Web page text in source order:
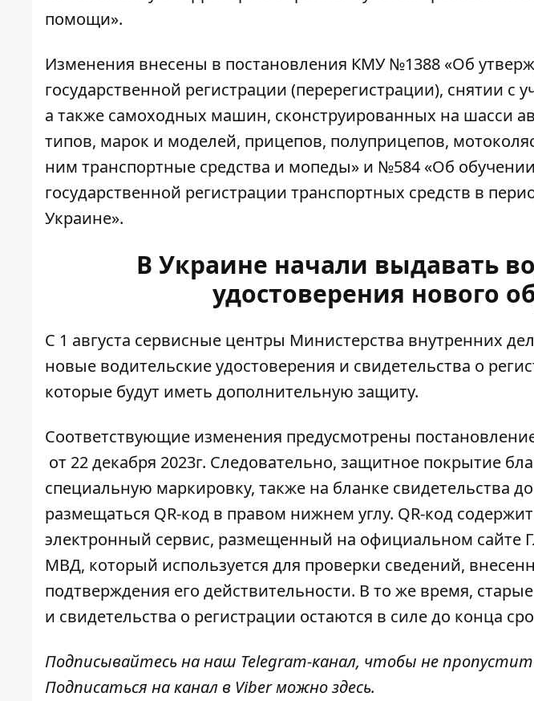
помощи».
Изменения внесены в постановления КМУ №1388 «Об
государственной регистрации (перерегистрации), снятии с
а также самоходных машин, сконструированных на шасси
типов, марок и моделей, прицепов, полуприцепов,
ним транспортные средства и мопеды» и №584 «Об
государственной регистрации транспортных средств в
Украине».
В Украине начали выдавать
удостоверения нового
С 1 августа сервисные центры Министерства внутренних
новые водительские удостоверения и свидетельства о
которые будут иметь дополнительную защиту.
Соответствующие изменения предусмотрены
от 22 декабря 2023г. Следовательно, защитное покрытие
специальную маркировку, также на бланке свидетельства
размещаться QR-код в правом нижнем углу. QR-код
электронный сервис, размещенный на официальном сайте
МВД, который используется для проверки сведений,
подтверждения его действительности. В то же время,
и свидетельства о регистрации остаются в силе до конца
Подписывайтесь на наш Telegram-канал, чтобы не
Подписаться на канал в Viber можноздесь.